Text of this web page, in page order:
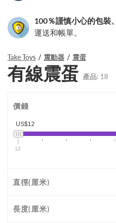
100％謹慎小心的包裝、
運送和帳單。
Take Toys 震動器 震蛋
有線震蛋 產品: 18
價錢
US$12
12
直徑(厘米)
長度(厘米)